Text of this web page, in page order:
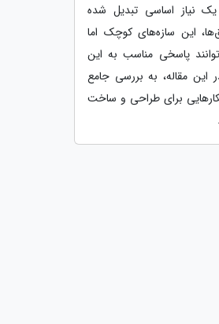
نیاز اساسی تبدیل شده
این سازه‌های کوچک اما
پاسخی مناسب به این
این مقاله، به بررسی جامع
برای طراحی و ساخت